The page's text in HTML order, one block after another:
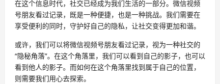
在这个信息时代，社交已经成为我们生活的一部分。微信视频
号朋友看过记录，既是一种便捷，也是一种挑战。我们需要在
享受便利的同时，守护好自己的隐私，让社交变得更加和谐。
或许，我们可以将微信视频号朋友看过记录，视为一种社交的
“隐秘角落”。在这个角落里，我们可以看到自己的影子，也可以
看到他人的影子。而如何在这个角落里找到属于自己的位置，
则需要我们用心去探索。